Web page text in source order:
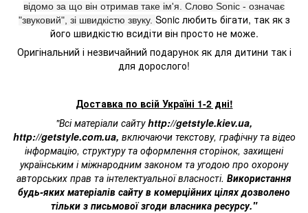
відомо за що він отримав таке ім'я. Слово Sonic - означає
"звуковий", зі швидкістю звуку. Sonic любить бігати, так як з
його швидкістю всидіти він просто не може.
Оригінальний і незвичайний подарунок як для дитини так і
для дорослого!
Доставка по всій Україні 1-2 дні!
"Всі матеріали сайтуhttp://getstyle.kiev.ua,
http://getstyle.com.ua, включаючи текстову, графічну та відео
інформацію, структуру та оформлення сторінок, захищені
українським і міжнародним законом та угодою про охорону
авторських прав та інтелектуальної власності. Використання
будь-яких матеріалів сайту в комерційних цілях дозволено
тільки з письмової згоди власника ресурсу."